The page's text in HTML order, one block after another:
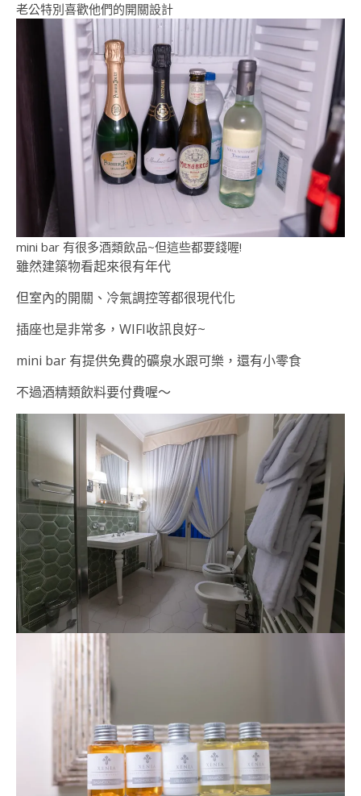
老公特別喜歡他們的開關設計
mini bar 有很多酒類飲品~但這些都要錢喔!
雖然建築物看起來很有年代
但室內的開關、冷氣調控等都很現代化
插座也是非常多，WIFI收訊良好~
mini bar 有提供免費的礦泉水跟可樂，還有小零食
不過酒精類飲料要付費喔～